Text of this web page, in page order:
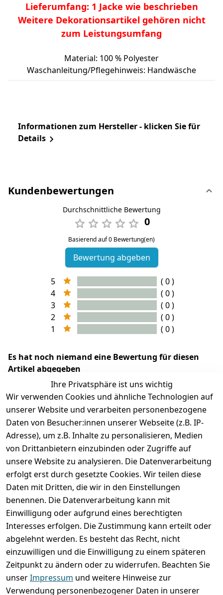
Lieferumfang: 1 Jacke wie beschrieben
Weitere Dekorationsartikel gehören nicht
zum Leistungsumfang
Material: 100 % Polyester
Waschanleitung/Pflegehinweis: Handwäsche
Informationen zum Hersteller - klicken Sie für
Details
Kundenbewertungen
Durchschnittliche Bewertung
0
Basierend auf 0 Bewertung(en)
Bewertung abgeben
5
( 0 )
4
( 0 )
3
( 0 )
2
( 0 )
1
( 0 )
Es hat noch niemand eine Bewertung für diesen
Artikel abgegeben
Ihre Privatsphäre ist uns wichtig
Wir verwenden Cookies und ähnliche Technologien auf
unserer Website und verarbeiten personenbezogene
Daten von Besucher:innen unserer Webseite (z.B. IP-
Adresse), um z.B. Inhalte zu personalisieren, Medien
von Drittanbietern einzubinden oder Zugriffe auf
unsere Website zu analysieren. Die Datenverarbeitung
erfolgt erst durch gesetzte Cookies. Wir teilen diese
Daten mit Dritten, die wir in den Einstellungen
benennen. Die Datenverarbeitung kann mit
Einwilligung oder aufgrund eines berechtigten
Interesses erfolgen. Die Zustimmung kann erteilt oder
abgelehnt werden. Es besteht das Recht, nicht
einzuwilligen und die Einwilligung zu einem späteren
Zeitpunkt zu ändern oder zu widerrufen. Beachten Sie
unserImpressum und weitere Hinweise zur
Verwendung personenbezogener Daten in unserer
Rechtliches
Impressum
Datenschutze
rklärung
Batterieentsor
gung
Widerrufsrec
Services
Kontakt
Registrieren
Zahlung und
Versand
Umtausch /
Reklamation
Wir
versenden
mit
Folgt uns
gern auf
Zahle
bequem per